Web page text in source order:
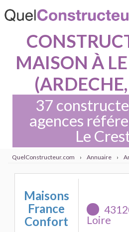
MAISON À
37
agences
Le
QuelConstructeur.com › Annuaire ›
Maisons
France
Confort
Loire